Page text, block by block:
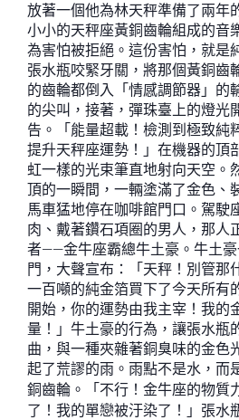
放著一個他為林天秤準備了兩年
小小的天秤座黃銅齒輪組成的音
為害怕被拒絕。這份害怕，就是
張水瓶咬緊牙關，將那個黃銅齒
的齒輪都倒入「情感調節器」的
的尖叫，接著，彈珠臺上的燈光
告。「能量超載！檢測到極致純
提升天秤座運勢！」在機器的頂
虹一樣的光束筆直地射向天空。
頂的一瞬間，一輛塗滿了金色、
馬車猛地停在咖啡館門口。駕駛
肉、戴著鑽石項圈的男人，那人
者——金牛座霸總牛土豪。牛土
門，大聲宣布：「天秤！別管那
一百噸的純金箔買下了今天所有
開始，你的運勢由我主宰！我的
量！」牛土豪的行為，讓張水瓶
曲，與一種夾雜著銅臭味的金色
起了荒謬的雨。雨點不是水，而
銅齒輪。「不行！金牛座的物質
了！我的單戀被汙染了！」張水